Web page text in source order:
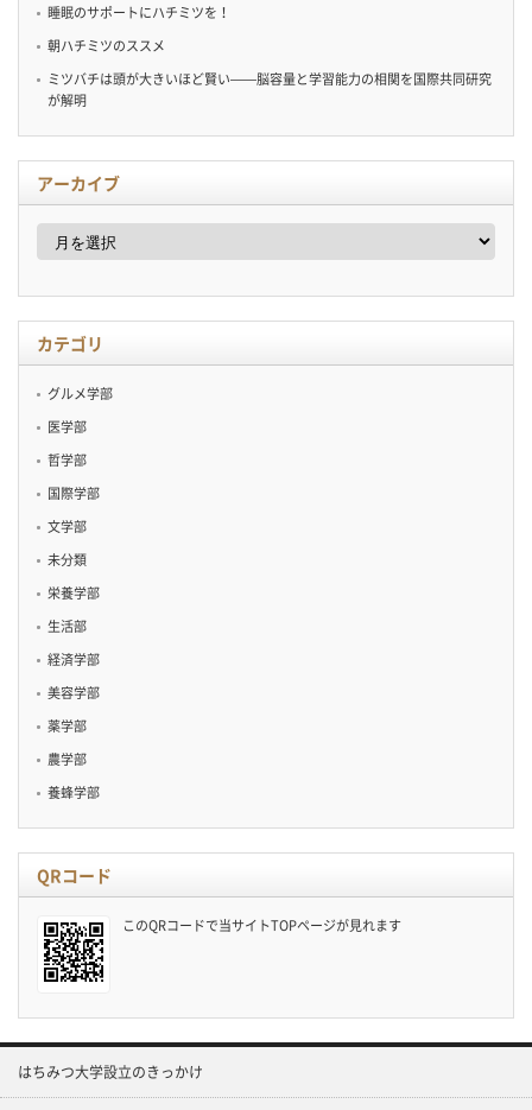
睡眠のサポートにハチミツを！
朝ハチミツのススメ
ミツバチは頭が大きいほど賢い——脳容量と学習能力の相関を国際共同研究
が解明
アーカイブ
ア
イ
カテゴリ
グルメ学部
医学部
哲学部
国際学部
文学部
未分類
栄養学部
生活部
経済学部
美容学部
薬学部
農学部
養蜂学部
QRコード
このQRコードで当サイトTOPページが見れます
はちみつ大学設立のきっかけ